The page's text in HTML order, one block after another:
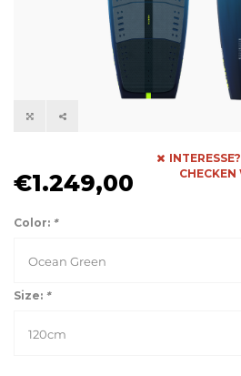
€1.249,00
Color: *
Ocean Green
Size: *
120cm